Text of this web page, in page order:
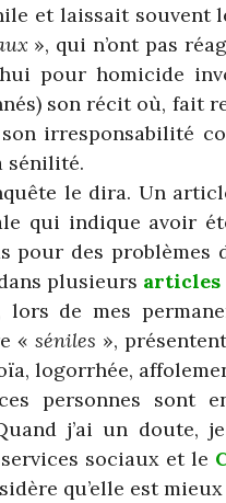
et laissait souvent
», qui n’ont pas
pour homicide
son récit où, fait
irresponsabilité
sénilité.
le dira. Un
qui indique avoir
pour des problèmes
plusieurs articles
lors de mes
« séniles »,
logorrhée,
personnes sont
j’ai un doute,
sociaux et le
qu’elle est